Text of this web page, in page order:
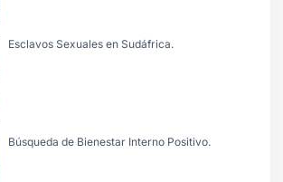
Esclavos Sexuales en Sudáfrica.
Búsqueda de Bienestar Interno Positivo.